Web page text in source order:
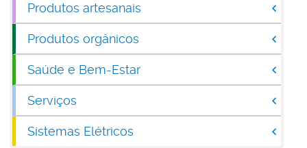
Produtos artesanais
Produtos orgânicos
Saúde e Bem-Estar
Serviços
Sistemas Elétricos